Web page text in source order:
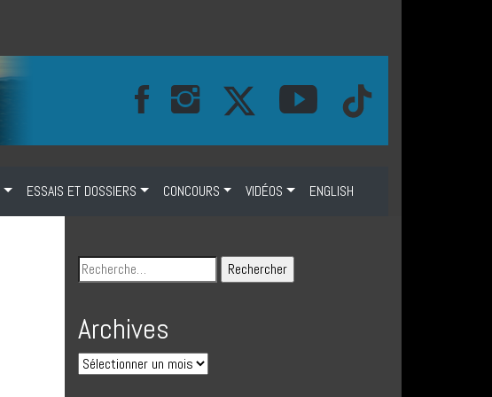
ESSAIS ET DOSSIERS CONCOURS VIDÉOS ENGLISH
Archives